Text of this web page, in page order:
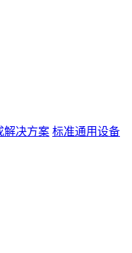
解决方案 标准通用设备